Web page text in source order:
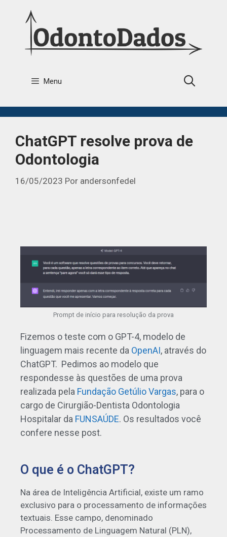
Menu
ChatGPT resolve prova de
Odontologia
16/05/2023 Por andersonfedel
Prompt de início para resolução da prova
Fizemos o teste com o GPT-4, modelo de
linguagem mais recente da OpenAI, através do
ChatGPT. Pedimos ao modelo que
respondesse às questões de uma prova
realizada pela Fundação Getúlio Vargas, para o
cargo de Cirurgião-Dentista Odontologia
Hospitalar da FUNSAÚDE. Os resultados você
confere nesse post.
O que é o ChatGPT?
Na área de Inteligência Artificial, existe um ramo
exclusivo para o processamento de informações
textuais. Esse campo, denominado
Processamento de Linguagem Natural (PLN),